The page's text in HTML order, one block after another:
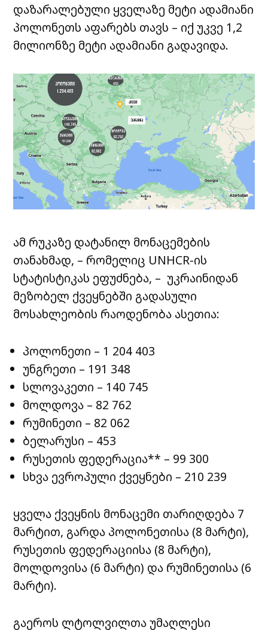
დაზარალებული ყველაზე მეტი ადამიანი
პოლონეთს აფარებს თავს – იქ უკვე 1,2
მილიონზე მეტი ადამიანი გადავიდა.
ამ რუკაზე დატანილ მონაცემების
თანახმად, – რომელიც UNHCR-ის
სტატისტიკას ეფუძნება, – უკრაინიდან
მეზობელ ქვეყნებში გადასული
მოსახლეობის რაოდენობა ასეთია:
პოლონეთი – 1 204 403
უნგრეთი – 191 348
სლოვაკეთი – 140 745
მოლდოვა – 82 762
რუმინეთი – 82 062
ბელარუსი – 453
რუსეთის ფედერაცია** – 99 300
სხვა ევროპული ქვეყნები – 210 239
ყველა ქვეყნის მონაცემი თარიღდება 7
მარტით, გარდა პოლონეთისა (8 მარტი),
რუსეთის ფედერაციისა (8 მარტი),
მოლდოვისა (6 მარტი) და რუმინეთისა (6
მარტი).
გაეროს ლტოლვილთა უმაღლესი